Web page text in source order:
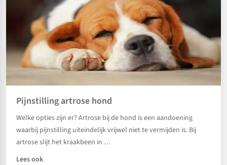
Pijnstilling artrose hond
Welke opties zijn er? Artrose bij de hond is een aandoening
waarbij pijnstilling uiteindelijk vrijwel niet te vermijden is. Bij
artrose slijt het kraakbeen in …
Lees ook